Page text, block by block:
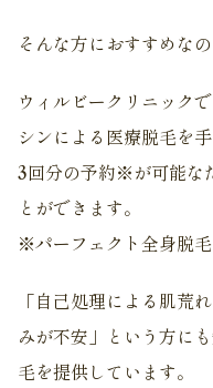
そんな方におすすめな
ウィルビークリニック
シンによる医療脱毛を
3回分の予約※が可能な
とができます。
※パーフェクト全身脱毛
「自己処理による肌荒
みが不安」という方に
毛を提供しています。